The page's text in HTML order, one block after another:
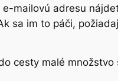
mailovú adresu
sa im to páči,
cesty malé